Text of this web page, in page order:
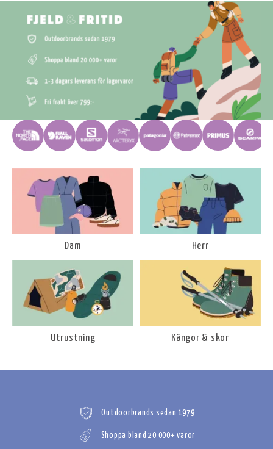
Dam Herr
Utrustning Kängor & skor
Outdoorbrands sedan 1979
Shoppa bland 20 000+ varor